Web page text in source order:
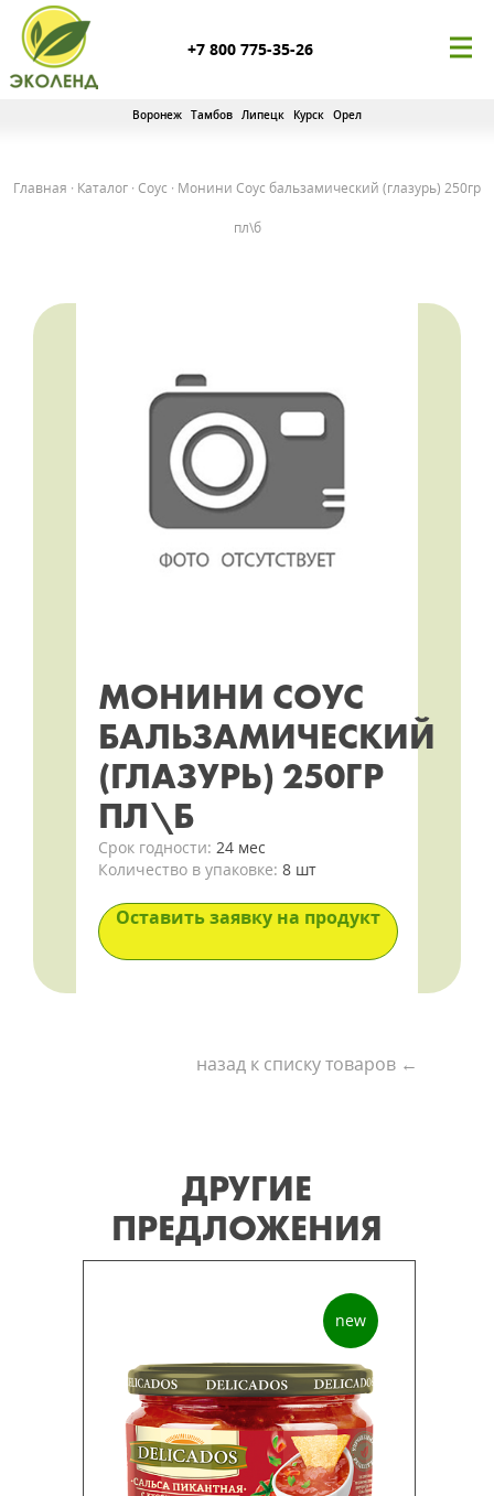
+7 800 775-35-26
Воронеж Тамбов Липецк Курск Орел
Главная · Каталог · Соус · Монини Соус бальзамический (глазурь) 250гр
пл\б
МОНИНИ СОУС
БАЛЬЗАМИЧЕСКИЙ
(ГЛАЗУРЬ) 250ГР
ПЛ\Б
Срок годности: 24 мес
Количество в упаковке: 8 шт
Оставить заявку на продукт
назад к списку товаров ←
ДРУГИЕ
ПРЕДЛОЖЕНИЯ
new